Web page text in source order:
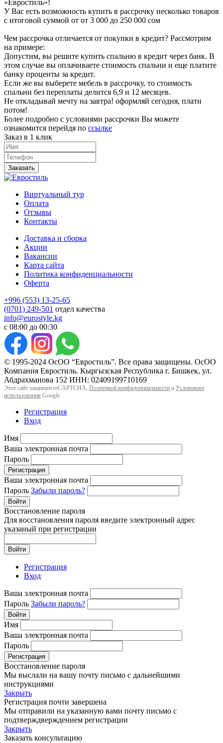
«Евростиль»!
У Вас есть возможность купить в рассрочку несколько товаров
с итоговой суммой от от 3 000 до 250 000 сом
Чем рассрочка отличается от покупки в кредит? Рассмотрим
на примере:
Допустим, вы решите купить спальню в кредит через банк. В
этом случае вы оплачиваете стоимость спальни и еще платите
банку проценты за кредит.
Если же вы выберете мебель в рассрочку, то стоимость
спальни без переплаты делится 6,9 и 12 месяцев.
Не откладывай мечту на завтра! оформляй сегодня, плати
потом!
Более подробно с условиями рассрочки Вы можете
ознакомится перейдя по ссылке
Заказ в 1 клик
Заказать
Виртуальный тур
Оплата
Отзывы
Контакты
Доставка и сборка
Акции
Вакансии
Карта сайта
Политика конфиденциальности
Оферта
+996 (553) 13-25-65
(0701) 249-501 отдел качества
info@eurostyle.kg
с 08:00 до 00:30
© 1995-2024 ОсОО “Евростиль”. Все права защищены. ОсОО
Компания Евростиль. Кыргызская Республика г. Бишкек, ул.
Абдрахманова 152 ИНН: 02409199710169
Этот сайт защищен reCAPTCHA, Политикой конфиденциальности и Условиями
использования Google.
Регистрация
Вход
Имя
Ваша электронная почта
Пароль
Регистрация
Ваша электронная почта
Пароль Забыли пароль?
Войти
Восстановление пароля
Для восстановления пароля введите электронный адрес
указаный при регистрации
Войти
Регистрация
Вход
Ваша электронная почта
Пароль Забыли пароль?
Войти
Имя
Ваша электронная почта
Пароль
Регистрация
Восстановление пароля
Мы выслали на вашу почту письмо с дальнейшими
инструкциями
Закрыть
Регистрация почти завершена
Мы отправили на указанную вами почту письмо с
подтверждверждением регистрации
Закрыть
Заказать консультацию